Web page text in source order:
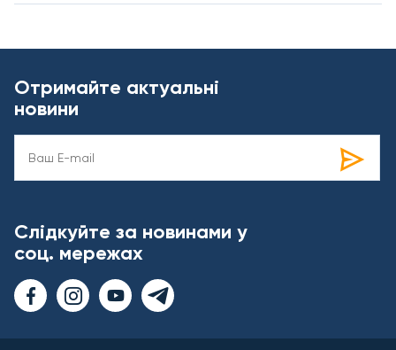
Отримайте актуальні
новини
Слідкуйте за новинами у
соц. мережах